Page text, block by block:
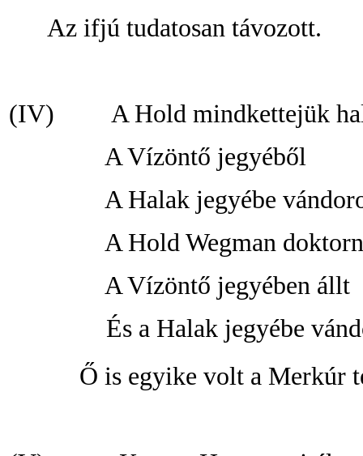
Az ifjú tudatosan távozott.
(IV)
A Hold mindkettejük
A Vízöntő jegyéből
A Halak jegyébe
A Hold Wegman
A Vízöntő jegyében állt
És a Halak jegyébe
Ő is egyike volt a Merkúr